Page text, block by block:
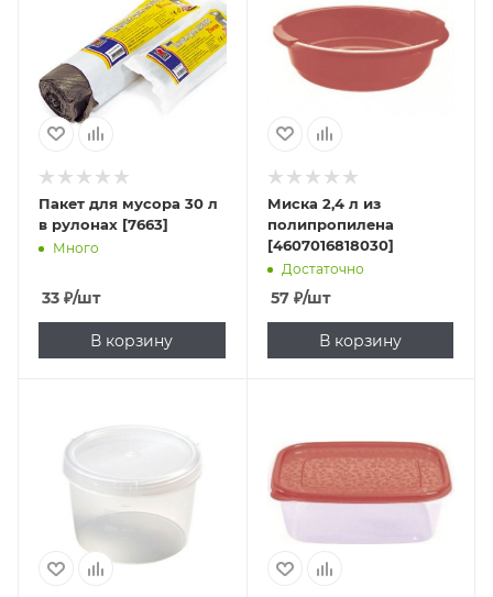
Пакет для мусора 30 л
в рулонах [7663]
Много
33 ₽/шт
В корзину
Миска 2,4 л из
полипропилена
[4607016818030]
Достаточно
57₽/шт
В корзину